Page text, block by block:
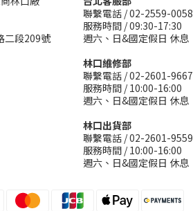
二段209號
聯繫電話 / 02-2559-0058
服務時間 / 09:30-17:30
週六、日&國定假日 休息
林口維修部
聯繫電話 / 02-2601-9667
服務時間 / 10:00-16:00
週六、日&國定假日 休息
林口出貨部
聯繫電話 / 02-2601-9559
服務時間 / 10:00-16:00
週六、日&國定假日 休息